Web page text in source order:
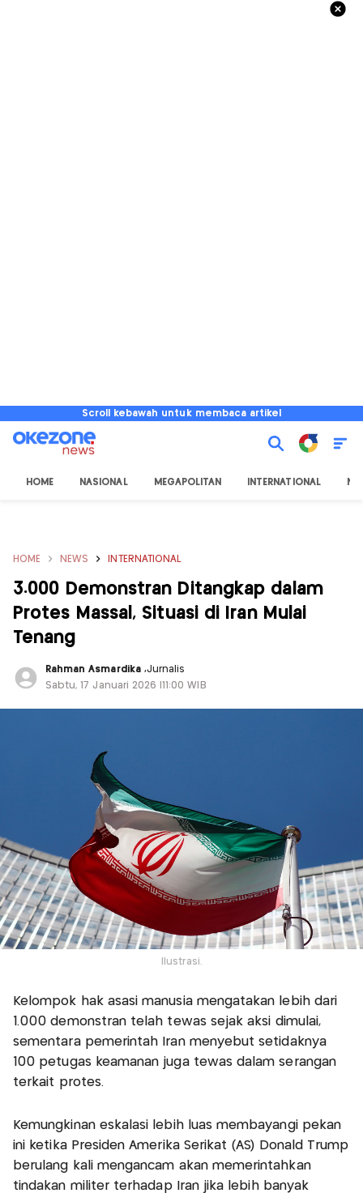
Scroll kebawah untuk membaca artikel
HOME NASIONAL MEGAPOLITAN INTERNATIONAL
HOME NEWS INTERNATIONAL
3.000 Demonstran Ditangkap dalam
Protes Massal, Situasi di Iran Mulai
Tenang
Rahman Asmardika ,Jurnalis
Sabtu, 17 Januari 2026 |11:00 WIB
Ilustrasi.
Kelompok hak asasi manusia mengatakan lebih dari
1.000 demonstran telah tewas sejak aksi dimulai,
sementara pemerintah Iran menyebut setidaknya
100 petugas keamanan juga tewas dalam serangan
terkait protes.
Kemungkinan eskalasi lebih luas membayangi pekan
ini ketika Presiden Amerika Serikat (AS) Donald Trump
berulang kali mengancam akan memerintahkan
tindakan militer terhadap Iran jika lebih banyak